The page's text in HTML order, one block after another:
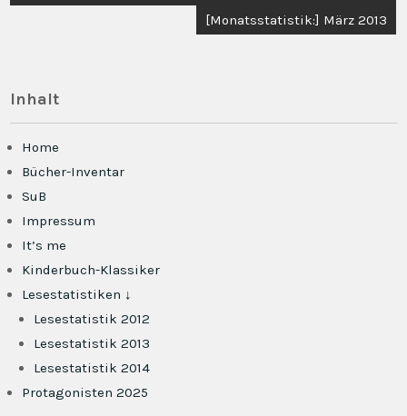
[Monatsstatistik:] März 2013
Inhalt
Home
Bücher-Inventar
SuB
Impressum
It’s me
Kinderbuch-Klassiker
Lesestatistiken ↓
Lesestatistik 2012
Lesestatistik 2013
Lesestatistik 2014
Protagonisten 2025